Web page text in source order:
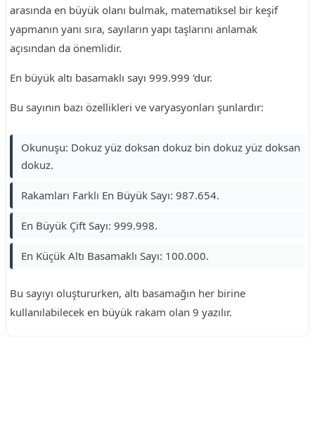
arasında en büyük olanı bulmak, matematiksel bir keşif
yapmanın yanı sıra, sayıların yapı taşlarını anlamak
açısından da önemlidir.
En büyük altı basamaklı sayı 999.999 'dur.
Bu sayının bazı özellikleri ve varyasyonları şunlardır:
Okunuşu: Dokuz yüz doksan dokuz bin dokuz yüz doksan
dokuz.
Rakamları Farklı En Büyük Sayı: 987.654.
En Büyük Çift Sayı: 999.998.
En Küçük Altı Basamaklı Sayı: 100.000.
Bu sayıyı oluştururken, altı basamağın her birine
kullanılabilecek en büyük rakam olan 9 yazılır.